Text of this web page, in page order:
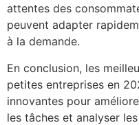
attentes des
peuvent adapter
à la demande.
En conclusion, les
petites entreprises en
innovantes pour
les tâches et analyser